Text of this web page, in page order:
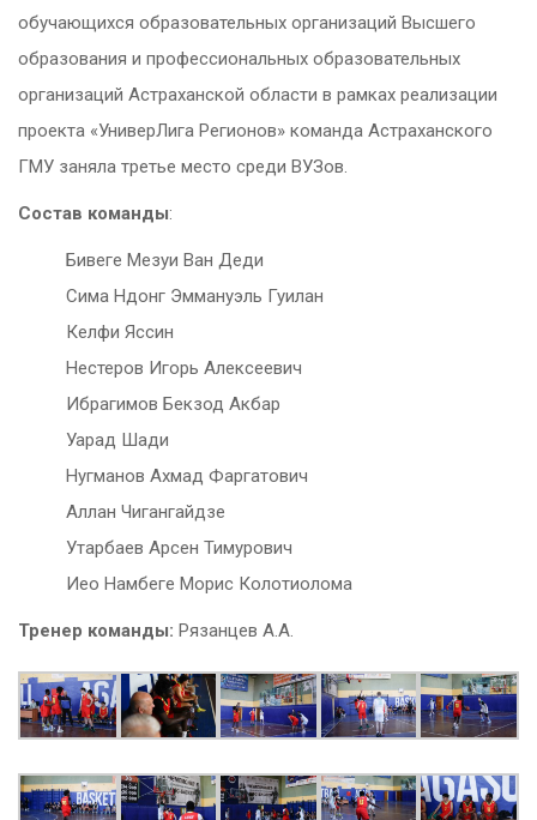
обучающихся образовательных организаций Высшего
образования и профессиональных образовательных
организаций Астраханской области в рамках реализации
проекта «УниверЛига Регионов» команда Астраханского
ГМУ заняла третье место среди ВУЗов.
Состав команды:
Бивеге Мезуи Ван Деди
Сима Ндонг Эммануэль Гуилан
Келфи Яссин
Нестеров Игорь Алексеевич
Ибрагимов Бекзод Акбар
Уарад Шади
Нугманов Ахмад Фаргатович
Аллан Чигангайдзе
Утарбаев Арсен Тимурович
Иео Намбеге Морис Колотиолома
Тренер команды: Рязанцев А.А.